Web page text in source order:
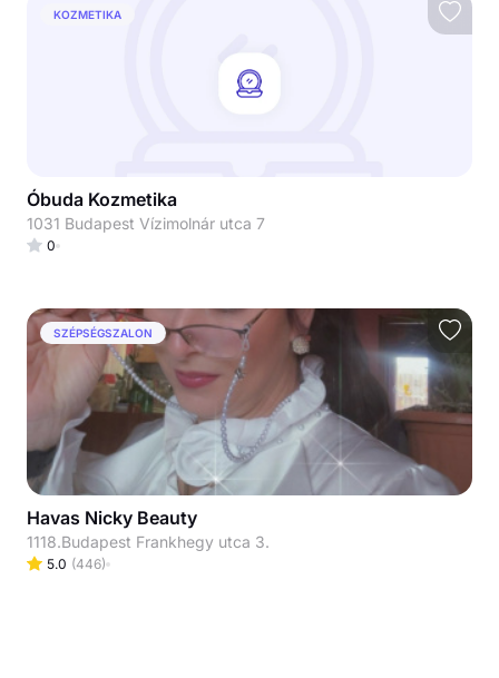
KOZMETIKA
Óbuda Kozmetika
1031 Budapest Vízimolnár utca 7
0
SZÉPSÉGSZALON
Havas Nicky Beauty
1118.Budapest Frankhegy utca 3.
5.0 (446)